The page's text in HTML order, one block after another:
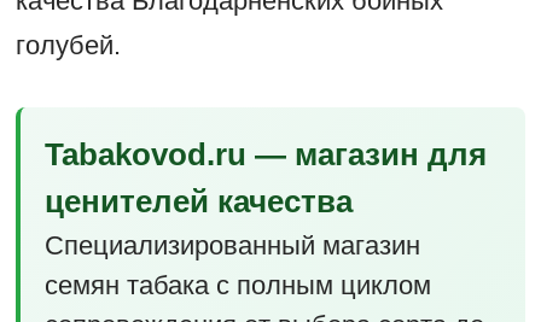
голубей.
Tabakovod.ru — магазин для
ценителей качества
Специализированный магазин
семян табака с полным циклом